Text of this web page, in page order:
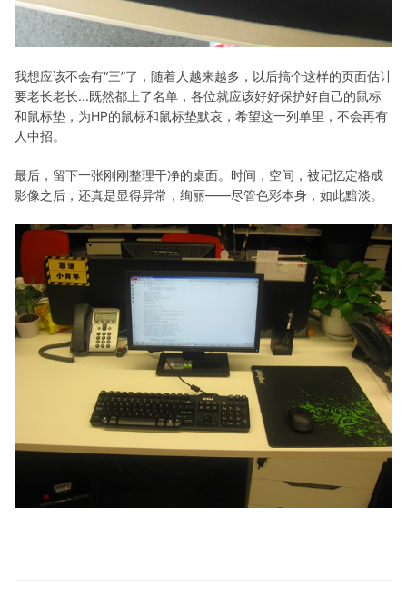
我想应该不会有“三”了，随着人越来越多，以后搞个这样的页面估计
要老长老长...既然都上了名单，各位就应该好好保护好自己的鼠标
和鼠标垫，为HP的鼠标和鼠标垫默哀，希望这一列单里，不会再有
人中招。
最后，留下一张刚刚整理干净的桌面。时间，空间，被记忆定格成
影像之后，还真是显得异常，绚丽——尽管色彩本身，如此黯淡。